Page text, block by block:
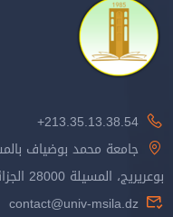
213.35.13.38.54+
جامعة محمد بوضياف
بوعريريج، المسيلة 28000 الجزائر
contact@univ-msila.dz